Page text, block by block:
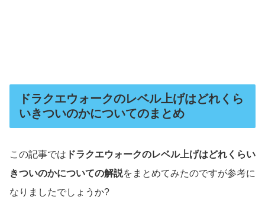
ドラクエウォークのレベル上げはどれくら
いきついのかについてのまとめ
この記事では ドラクエウォークのレベル上げはどれくらい
きついのかについての解説をまとめてみたのですが参考に
なりましたでしょうか?